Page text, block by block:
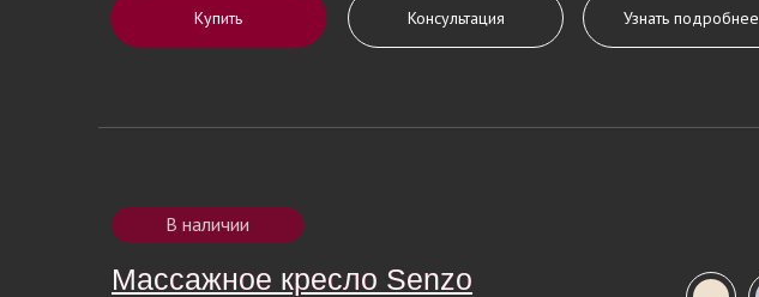
Купить Консультация Узнать подробнее
Массажное кресло Senzo
Массажное кресло Senzo
В наличии